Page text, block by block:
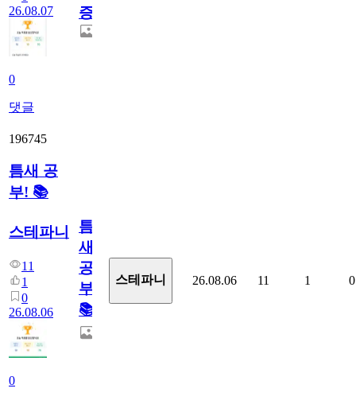
26.08.07
0
댓글
증
196745
틈새 공
부! 📚
스테파니
11
1
0
26.08.06
0
틈
새
공
부!
📚
스테파니 26.08.06 11 1 0